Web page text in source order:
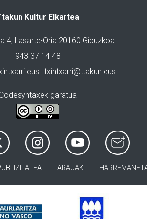
Kultur Elkartea
4, Lasarte-Oria 20160 Gipuzkoa
943 37 14 48
| txintxarri@ttakun.eus
Codesyntaxek garatua
ARAUAK